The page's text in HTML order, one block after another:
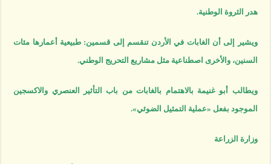
هدر الثروة الوطنية.
ويشير إلى أن الغابات في الأردن تنقسم إلى قسمين: طبيعية أعمارها مئات
السنين، والأخرى اصطناعية مثل مشاريع التحريج الوطني.
ويطالب أبو غنيمة بالاهتمام بالغابات من باب التأثير العنصري والاكسجين
الموجود بفعل «عملية التمثيل الضوئي».
وزارة الزراعة